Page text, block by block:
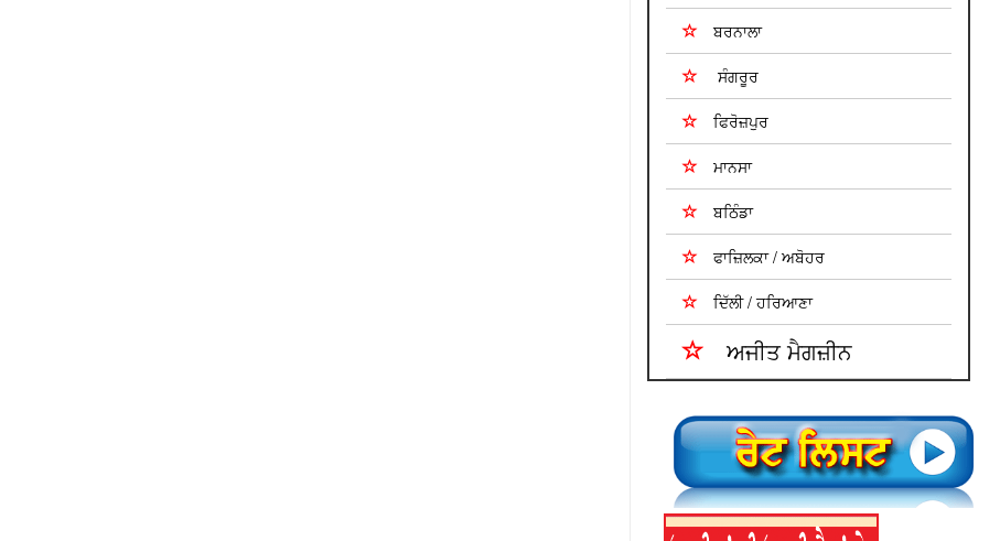
ਬਰਨਾਲਾ
ਸੰਗਰੂਰ
ਫਿਰੋਜ਼ਪੁਰ
ਮਾਨਸਾ
ਬਠਿੰਡਾ
ਫਾਜ਼ਿਲਕਾ / ਅਬੋਹਰ
ਦਿੱਲੀ / ਹਰਿਆਣਾ
ਅਜੀਤ ਮੈਗਜ਼ੀਨ